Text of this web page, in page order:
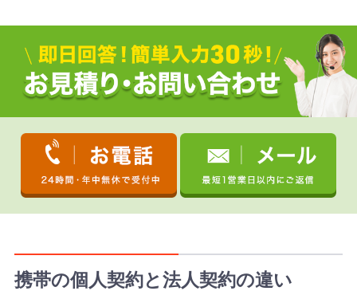
携帯の個人契約と法人契約の違い